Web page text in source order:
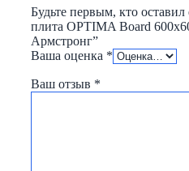
Будьте первым, кто
плита OPTIMA Board
Армстронг”
Ваша оценка *
Ваш отзыв *